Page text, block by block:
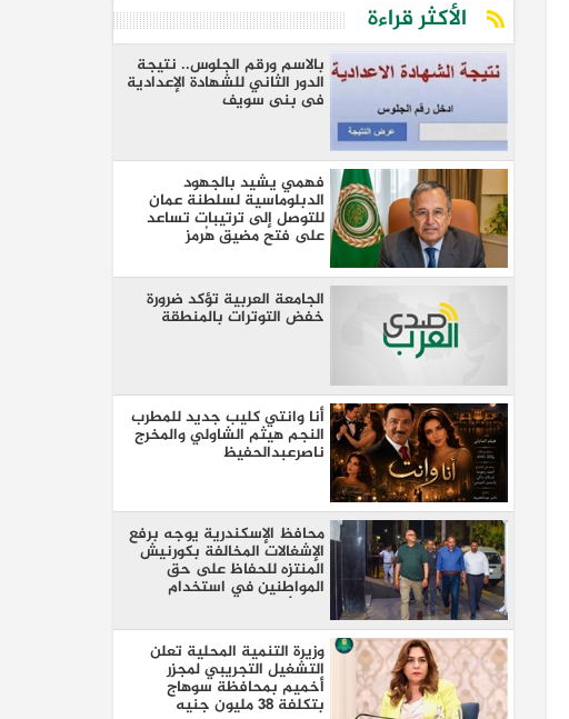
الأكثر قراءة
بالاسم ورقم الجلوس.. نتيجة
الدور الثاني للشهادة الإعدادية
فى بنى سويف
فهمي يشيد بالجهود
الدبلوماسية لسلطنة عمان
للتوصل إلى ترتيبات تساعد
على فتح مضيق هُرمز
الجامعة العربية تؤكد ضرورة
خفض التوترات بالمنطقة ‏
أنا وانتي كليب جديد للمطرب
النجم هيثم الشاولي والمخرج
ناصرعبدالحفيظ
محافظ الإسكندرية يوجه برفع
الإشغالات المخالفة بكورنيش
المنتزه للحفاظ على حق
المواطنين في استخدام
الممشى
وزيرة التنمية المحلية تعلن
التشغيل التجريبي لمجزر
أخميم بمحافظة سوهاج
بتكلفة 38 مليون جنيه